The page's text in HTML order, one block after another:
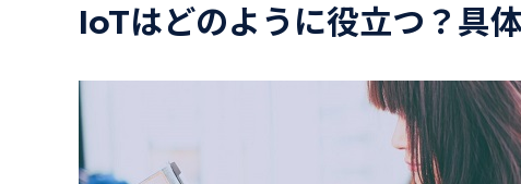
IoTはどのように役立つ？具